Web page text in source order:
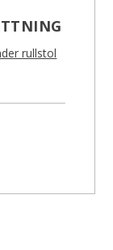
rullstol